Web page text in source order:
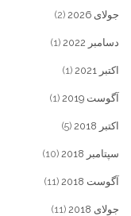
جولای 2026 (2)
دسامبر 2022 (1)
اکتبر 2021 (1)
آگوست 2019 (1)
اکتبر 2018 (5)
سپتامبر 2018 (10)
آگوست 2018 (11)
جولای 2018 (11)